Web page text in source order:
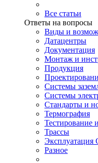
Все статьи
Ответы на вопросы
Виды и
Датацентры
Документация
Монтаж и
Продукция
Системы
Системы
Стандарты и
Термография
Тестирование
Трассы
Разное